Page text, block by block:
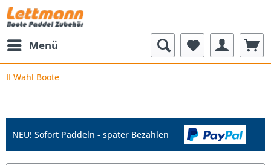
Menü
II Wahl Boote
NEU! Sofort Paddeln - später Bezahlen